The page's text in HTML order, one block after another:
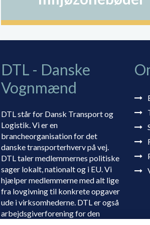
DTL - Danske
Vognmænd
DTL står for Dansk Transport og
Logistik. Vi er en
brancheorganisation for det
danske transporterhverv på vej.
DTL taler medlemmernes politiske
sager lokalt, nationalt og i EU. Vi
hjælper medlemmerne med alt lige
fra lovgivning til konkrete opgaver
ude i virksomhederne. DTL er også
arbejdsgiverforening for den